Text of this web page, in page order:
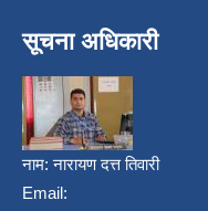
सूचना अधिकारी
नाम:नारायण दत्त तिवारी
Email: